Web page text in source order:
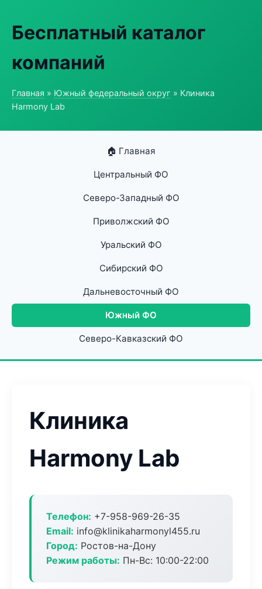
Бесплатный каталог
компаний
Главная » Южный федеральный округ » Клиника
Harmony Lab
🏠 Главная
Центральный ФО
Северо-Западный ФО
Приволжский ФО
Уральский ФО
Сибирский ФО
Дальневосточный ФО
Южный ФО
Северо-Кавказский ФО
Клиника
Harmony Lab
Телефон: +7-958-969-26-35
Email: info@klinikaharmonyl455.ru
Город: Ростов-на-Дону
Режим работы: Пн-Вс: 10:00-22:00